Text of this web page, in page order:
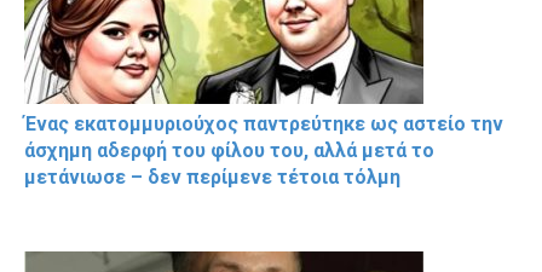
Ένας εκατομμυριούχος παντρεύτηκε ως αστείο την
άσχημη αδερφή του φίλου του, αλλά μετά το
μετάνιωσε – δεν περίμενε τέτοια τόλμη